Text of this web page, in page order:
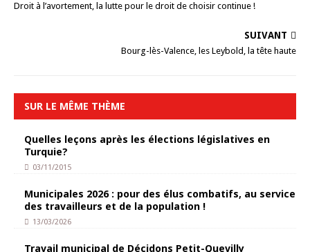
Droit à l’avortement, la lutte pour le droit de choisir continue !
SUIVANT
Bourg-lès-Valence, les Leybold, la tête haute
SUR LE MÊME THÈME
Quelles leçons après les élections législatives en
Turquie?
03/11/2015
Municipales 2026 : pour des élus combatifs, au service
des travailleurs et de la population !
13/03/2026
Travail municipal de Décidons Petit-Quevilly